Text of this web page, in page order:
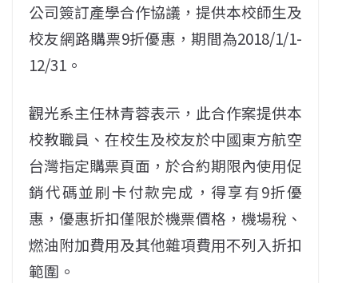
公司簽訂產學合作協議，提供本校師生及
校友網路購票9折優惠，期間為2018/1/1-
12/31。
觀光系主任林青蓉表示，此合作案提供本
校教職員、在校生及校友於中國東方航空
台灣指定購票頁面，於合約期限內使用促
銷代碼並刷卡付款完成，得享有9折優
惠，優惠折扣僅限於機票價格，機場稅、
燃油附加費用及其他雜項費用不列入折扣
範圍。